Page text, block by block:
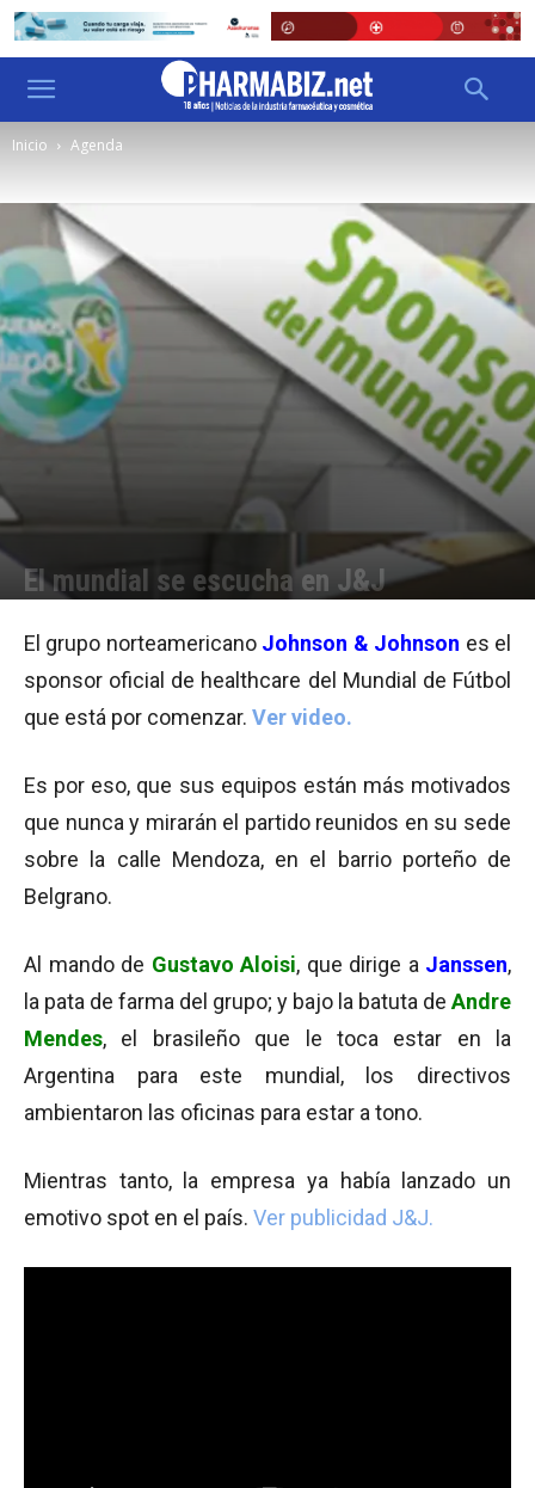
Inicio Agenda
El mundial se escucha en J&J
El grupo norteamericano Johnson & Johnson es el
sponsor oficial de healthcare del Mundial de Fútbol
que está por comenzar. Ver video.
Es por eso, que sus equipos están más motivados
que nunca y mirarán el partido reunidos en su sede
sobre la calle Mendoza, en el barrio porteño de
Belgrano.
Al mando de Gustavo Aloisi, que dirige a Janssen,
la pata de farma del grupo; y bajo la batuta de Andre
Mendes, el brasileño que le toca estar en la
Argentina para este mundial, los directivos
ambientaron las oficinas para estar a tono.
Mientras tanto, la empresa ya había lanzado un
emotivo spot en el país. Ver publicidad J&J.